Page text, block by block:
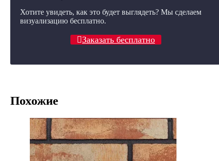
Хотите увидеть, как это будет выглядеть? Мы сделаем
визуализацию бесплатно.
Заказать бесплатно
Похожие